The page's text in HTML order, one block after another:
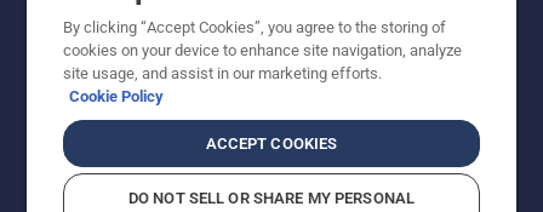
© Husqvarna AB (publ). Alle rechten voorbehouden. De
getoonde prijzen zijn consumentenadviesprijzen. Alle
vermelde prijzen zijn adviesverkoopprijzen (incl. BTW),
tenzij het product beschikbaar is voor directe aankoop.
CookiebeleidGebruiksvoorwaarden Privacyverklaring
By clicking “Accept Cookies”, you agree to the storing of
cookies on your device to enhance site navigation, analyze
site usage, and assist in our marketing efforts.
Cookie Policy
ACCEPT COOKIES
DO NOT SELL OR SHARE MY PERSONAL